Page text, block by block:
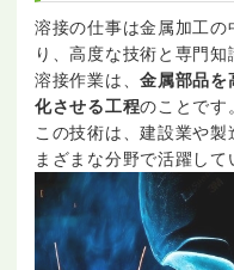
溶接の仕事は金属加工
り、高度な技術と専門知
溶接作業は、金属部品を
化させる工程のことです
この技術は、建設業や
まざまな分野で活躍して